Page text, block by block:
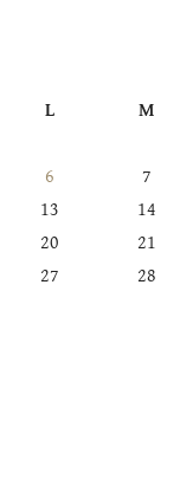
L
M
6
7
13
14
20
21
27
28